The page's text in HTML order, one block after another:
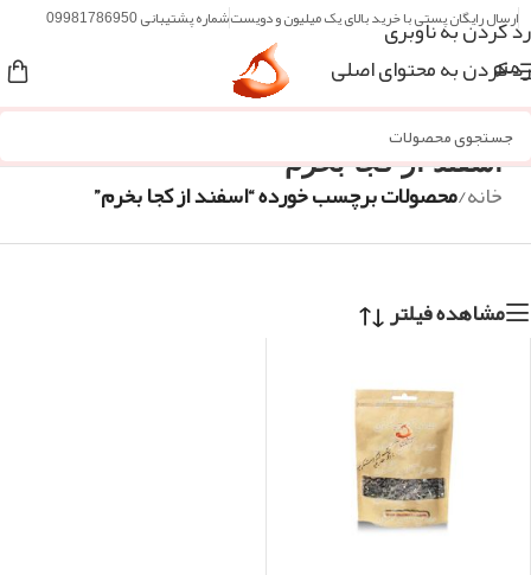
رد کردن به ناوبری
رد کردن به محتوای اصلی
ارسال رایگان پستی با خرید بالای یک میلیون و دویستشماره پشتیبانی 09981786950
منو
اسفند از کجا بخرم
خانه/محصولات برچسب خورده “اسفند از کجا بخرم”
مشاهده فیلتر